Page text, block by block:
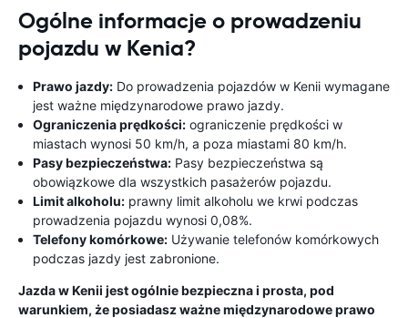
Ogólne informacje o prowadzeniu
pojazdu w Kenia?
Prawo jazdy: Do prowadzenia pojazdów w Kenii wymagane
jest ważne międzynarodowe prawo jazdy.
Ograniczenia prędkości: ograniczenie prędkości w
miastach wynosi 50 km/h, a poza miastami 80 km/h.
Pasy bezpieczeństwa: Pasy bezpieczeństwa są
obowiązkowe dla wszystkich pasażerów pojazdu.
Limit alkoholu: prawny limit alkoholu we krwi podczas
prowadzenia pojazdu wynosi 0,08%.
Telefony komórkowe: Używanie telefonów komórkowych
podczas jazdy jest zabronione.
Jazda w Kenii jest ogólnie bezpieczna i prosta, pod
warunkiem, że posiadasz ważne międzynarodowe prawo